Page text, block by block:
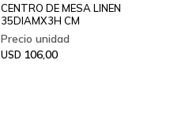
CENTRO DE MESA LINEN
35DIAMX3H CM
USD 106,00